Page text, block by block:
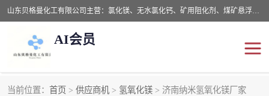
山东贝格曼化工有限公司主营：氯化镁、无水氯化钙、矿用阻化剂、煤矿悬浮剂、道路抑尘剂、氢氧化镁，防灭火剂等，公司位于山东省潍坊市滨海经济开发区,是专业从事对各种精细化工集研究、开发、制造于一体的现代化大型跨境化工企业，公司本着诚信经营、给每一位客户提供专业服务。
AI会员
当前位置： 首页 > 供应商机 > 氢氧化镁 > 济南纳米氢氧化镁厂家